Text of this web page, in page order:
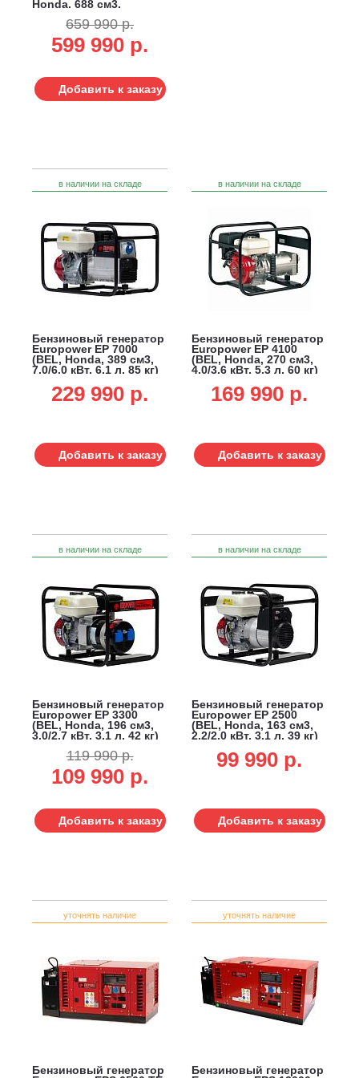
Honda, 688 см3,
электростарт, 154 кг)
659 990 р.
599 990 р.
Добавить к заказу
в наличии на складе
Бензиновый генератор
Europower EP 7000
(BEL, Honda, 389 см3,
7.0/6.0 кВт, 6.1 л, 85 кг)
229 990 p.
Добавить к заказу
в наличии на складе
Бензиновый генератор
Europower EP 4100
(BEL, Honda, 270 см3,
4.0/3.6 кВт, 5.3 л, 60 кг)
169 990 p.
Добавить к заказу
в наличии на складе
Бензиновый генератор
Europower EP 3300
(BEL, Honda, 196 см3,
3.0/2.7 кВт, 3.1 л, 42 кг)
119 990 р.
109 990 р.
Добавить к заказу
в наличии на складе
Бензиновый генератор
Europower EP 2500
(BEL, Honda, 163 см3,
2.2/2.0 кВт, 3.1 л, 39 кг)
99 990 p.
Добавить к заказу
уточнять наличие
Бензиновый генератор
уточнять наличие
Бензиновый генератор